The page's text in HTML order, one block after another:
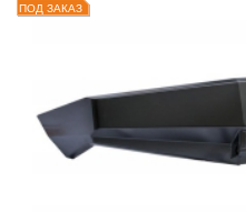
ПОД ЗАКАЗ